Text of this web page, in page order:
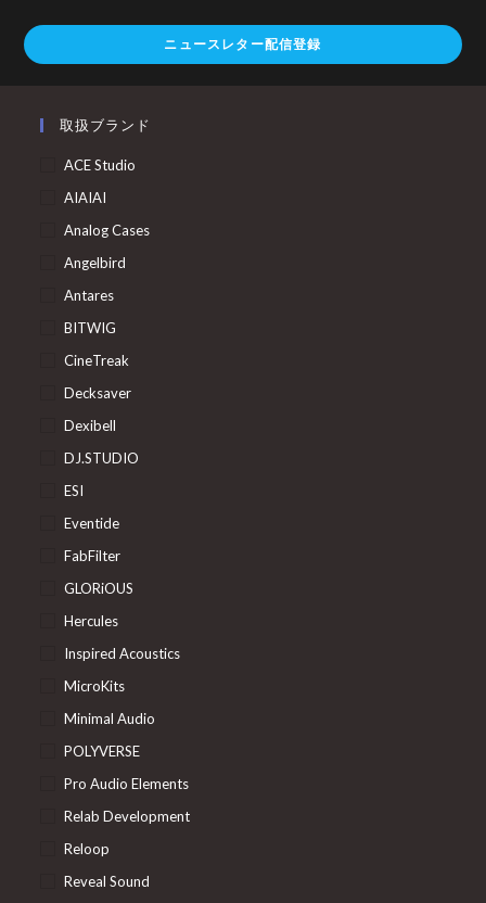
ニュースレター配信登録
取扱ブランド
ACE Studio
AIAIAI
Analog Cases
Angelbird
Antares
BITWIG
CineTreak
Decksaver
Dexibell
DJ.STUDIO
ESI
Eventide
FabFilter
GLORiOUS
Hercules
Inspired Acoustics
MicroKits
Minimal Audio
POLYVERSE
Pro Audio Elements
Relab Development
Reloop
Reveal Sound